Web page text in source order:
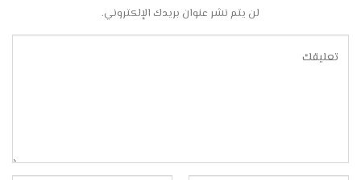
لن يتم نشر عنوان بريدك الإلكتروني.